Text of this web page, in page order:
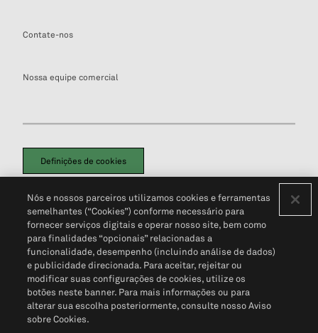
Contate-nos
Nossa equipe comercial
Definições de cookies
Política de PrivacidadePortal de privacidade do cliente (em inglês)
Não Venda Minhas Informações Pessoais© 2026 S&P Global
Nós e nossos parceiros utilizamos cookies e ferramentas
semelhantes (“Cookies”) conforme necessário para
fornecer serviços digitais e operar nosso site, bem como
para finalidades “opcionais” relacionadas a
funcionalidade, desempenho (incluindo análise de dados)
e publicidade direcionada. Para aceitar, rejeitar ou
modificar suas configurações de cookies, utilize os
botões neste banner. Para mais informações ou para
alterar sua escolha posteriormente, consulte nosso Aviso
sobre Cookies.